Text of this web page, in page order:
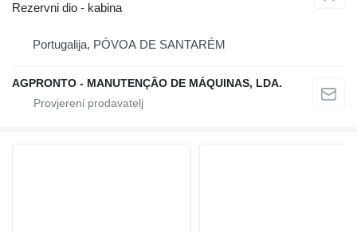
Rezervni dio - kabina
Portugalija, PÓVOA DE SANTARÉM
AGPRONTO - MANUTENÇÃO DE MÁQUINAS, LDA.